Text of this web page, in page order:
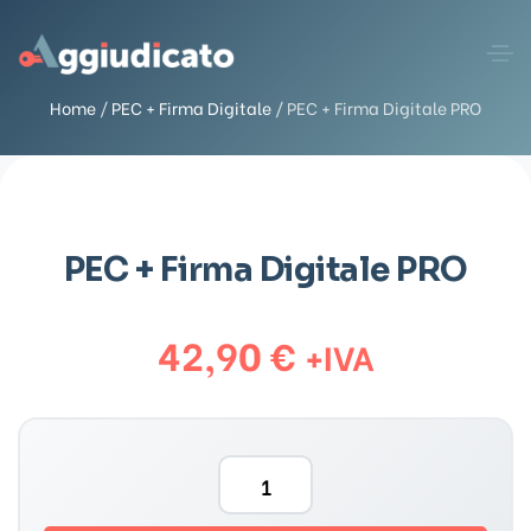
Home /PEC + Firma Digitale / PEC + Firma Digitale PRO
PEC + Firma Digitale PRO
42,90€ +IVA
P
E